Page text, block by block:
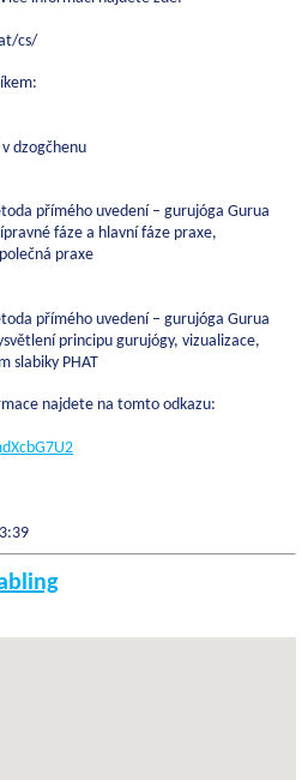
cs/
dzogčhenu
přímého uvedení – gurujóga Gurua
fáze a hlavní fáze praxe,
praxe
přímého uvedení – gurujóga Gurua
principu gurujógy, vizualizace,
slabiky PHAT
najdete na tomto odkazu: